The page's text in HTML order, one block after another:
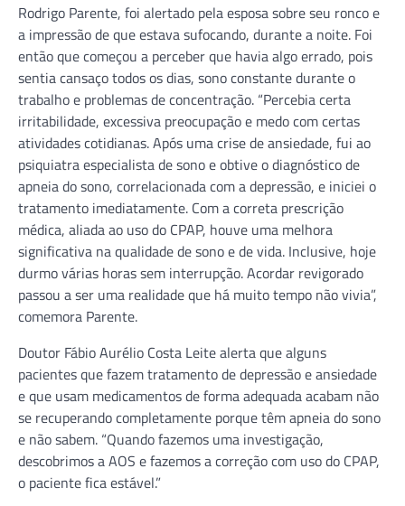
Rodrigo Parente, foi alertado pela esposa sobre seu ronco e
a impressão de que estava sufocando, durante a noite. Foi
então que começou a perceber que havia algo errado, pois
sentia cansaço todos os dias, sono constante durante o
trabalho e problemas de concentração. “Percebia certa
irritabilidade, excessiva preocupação e medo com certas
atividades cotidianas. Após uma crise de ansiedade, fui ao
psiquiatra especialista de sono e obtive o diagnóstico de
apneia do sono, correlacionada com a depressão, e iniciei o
tratamento imediatamente. Com a correta prescrição
médica, aliada ao uso do CPAP, houve uma melhora
significativa na qualidade de sono e de vida. Inclusive, hoje
durmo várias horas sem interrupção. Acordar revigorado
passou a ser uma realidade que há muito tempo não vivia”,
comemora Parente.
Doutor Fábio Aurélio Costa Leite alerta que alguns
pacientes que fazem tratamento de depressão e ansiedade
e que usam medicamentos de forma adequada acabam não
se recuperando completamente porque têm apneia do sono
e não sabem. “Quando fazemos uma investigação,
descobrimos a AOS e fazemos a correção com uso do CPAP,
o paciente fica estável.”